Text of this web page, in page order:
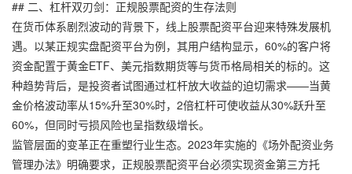
## 二、杠杆双刃剑：正规股票配资的生存法则
在货币体系剧烈波动的背景下，线上股票配资平台迎来特殊发展机
遇。以某正规实盘配资平台为例，其用户结构显示，60%的客户将
资金配置于黄金ETF、美元指数期货等与货币格局相关的标的。这
种趋势背后，是投资者试图通过杠杆放大收益的迫切需求——当黄
金价格波动率从15%升至30%时，2倍杠杆可使收益从30%跃升至
60%，但同时亏损风险也呈指数级增长。
监管层面的变革正在重塑行业生态。2023年实施的《场外配资业务
管理办法》明确要求，正规股票配资平台必须实现资金第三方托